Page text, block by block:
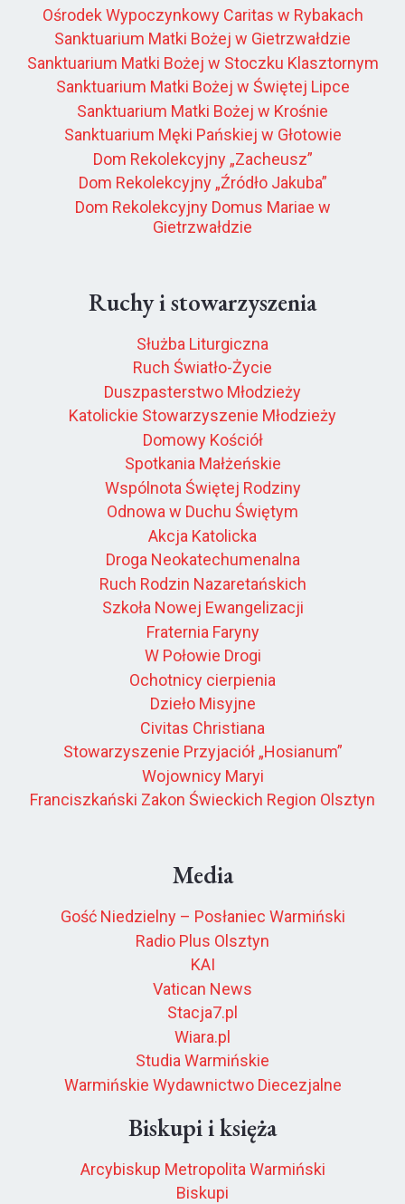
Ośrodek Wypoczynkowy Caritas w Rybakach
Sanktuarium Matki Bożej w Gietrzwałdzie
Sanktuarium Matki Bożej w Stoczku Klasztornym
Sanktuarium Matki Bożej w Świętej Lipce
Sanktuarium Matki Bożej w Krośnie
Sanktuarium Męki Pańskiej w Głotowie
Dom Rekolekcyjny „Zacheusz”
Dom Rekolekcyjny „Źródło Jakuba”
Dom Rekolekcyjny Domus Mariae w
Gietrzwałdzie
Ruchy i stowarzyszenia
Służba Liturgiczna
Ruch Światło-Życie
Duszpasterstwo Młodzieży
Katolickie Stowarzyszenie Młodzieży
Domowy Kościół
Spotkania Małżeńskie
Wspólnota Świętej Rodziny
Odnowa w Duchu Świętym
Akcja Katolicka
Droga Neokatechumenalna
Ruch Rodzin Nazaretańskich
Szkoła Nowej Ewangelizacji
Fraternia Faryny
W Połowie Drogi
Ochotnicy cierpienia
Dzieło Misyjne
Civitas Christiana
Stowarzyszenie Przyjaciół „Hosianum”
Wojownicy Maryi
Franciszkański Zakon Świeckich Region Olsztyn
Media
Gość Niedzielny – Posłaniec Warmiński
Radio Plus Olsztyn
KAI
Vatican News
Stacja7.pl
Wiara.pl
Studia Warmińskie
Warmińskie Wydawnictwo Diecezjalne
Biskupi i księża
Arcybiskup Metropolita Warmiński
Biskupi